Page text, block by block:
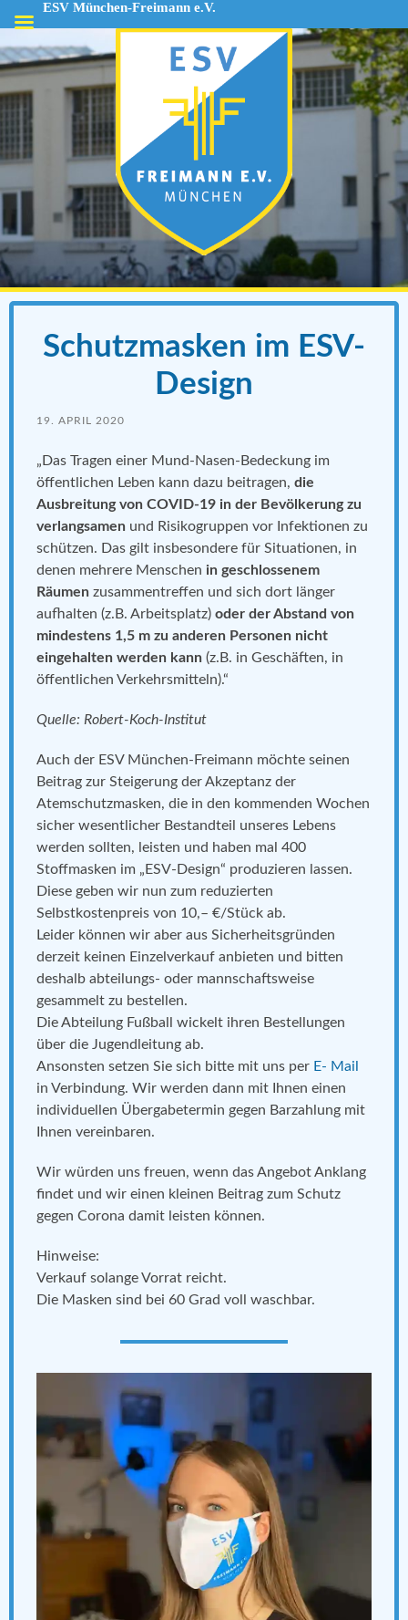
ESV
München-
Freimann
e.V.
Schutzmasken im ESV-
Design
19. APRIL 2020
„Das Tragen einer Mund-Nasen-Bedeckung im
öffentlichen Leben kann dazu beitragen, die
Ausbreitung von COVID-19 in der Bevölkerung zu
verlangsamen und Risikogruppen vor Infektionen zu
schützen. Das gilt insbesondere für Situationen, in
denen mehrere Menschen in geschlossenem
Räumen zusammentreffen und sich dort länger
aufhalten (z.B. Arbeitsplatz) oder der Abstand von
mindestens 1,5 m zu anderen Personen nicht
eingehalten werden kann (z.B. in Geschäften, in
öffentlichen Verkehrsmitteln).“
Quelle: Robert-Koch-Institut
Auch der ESV München-Freimann möchte seinen
Beitrag zur Steigerung der Akzeptanz der
Atemschutzmasken, die in den kommenden Wochen
sicher wesentlicher Bestandteil unseres Lebens
werden sollten, leisten und haben mal 400
Stoffmasken im „ESV-Design“ produzieren lassen.
Diese geben wir nun zum reduzierten
Selbstkostenpreis von 10,– €/Stück ab.
Leider können wir aber aus Sicherheitsgründen
derzeit keinen Einzelverkauf anbieten und bitten
deshalb abteilungs- oder mannschaftsweise
gesammelt zu bestellen.
Die Abteilung Fußball wickelt ihren Bestellungen
über die Jugendleitung ab.
Ansonsten setzen Sie sich bitte mit uns per E- Mail
in Verbindung. Wir werden dann mit Ihnen einen
individuellen Übergabetermin gegen Barzahlung mit
Ihnen vereinbaren.
Wir würden uns freuen, wenn das Angebot Anklang
findet und wir einen kleinen Beitrag zum Schutz
gegen Corona damit leisten können.
Hinweise:
Verkauf solange Vorrat reicht.
Die Masken sind bei 60 Grad voll waschbar.
ESV München-Freimann e.V.